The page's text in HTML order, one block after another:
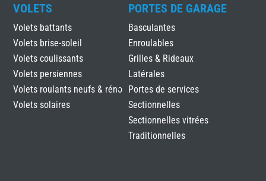
VOLETS
Volets battants
Volets brise-soleil
Volets coulissants
Volets persiennes
Volets roulants neufs & réno
Volets solaires
PORTES DE GARAGE
Basculantes
Enroulables
Grilles & Rideaux
Latérales
Portes de services
Sectionnelles
Sectionnelles vitrées
Traditionnelles